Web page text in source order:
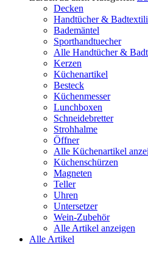
Decken
Handtücher &
Bademäntel
Sporthandtuecher
Alle Handtücher &
Kerzen
Küchenartikel
Besteck
Küchenmesser
Lunchboxen
Schneidebretter
Strohhalme
Öffner
Alle Küchenartikel
Küchenschürzen
Magneten
Teller
Uhren
Untersetzer
Wein-Zubehör
Alle Artikel anzeigen
Alle Artikel